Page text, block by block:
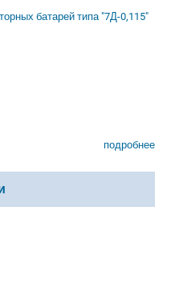
батарей типа "7Д-0,115"
подробнее